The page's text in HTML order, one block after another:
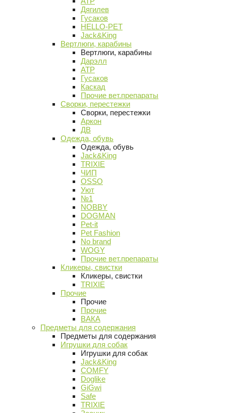
Дягилев
Гусаков
HELLO-PET
Jack&King
Вертлюги, карабины
Вертлюги, карабины
Дарэлл
АТР
Гусаков
Каскад
Прочие вет.препараты
Сворки, перестежки
Сворки, перестежки
Аркон
ДВ
Одежда, обувь
Одежда, обувь
Jack&King
TRIXIE
ЧИП
OSSO
Уют
№1
NOBBY
DOGMAN
Pet-it
Pet Fashion
No brand
WOGY
Прочие вет.препараты
Кликеры, свистки
Кликеры, свистки
TRIXIE
Прочие
Прочие
Прочие
ВАКА
Предметы для содержания
Предметы для содержания
Игрушки для собак
Игрушки для собак
Jack&King
COMFY
Doglike
GiGwi
Safe
TRIXIE